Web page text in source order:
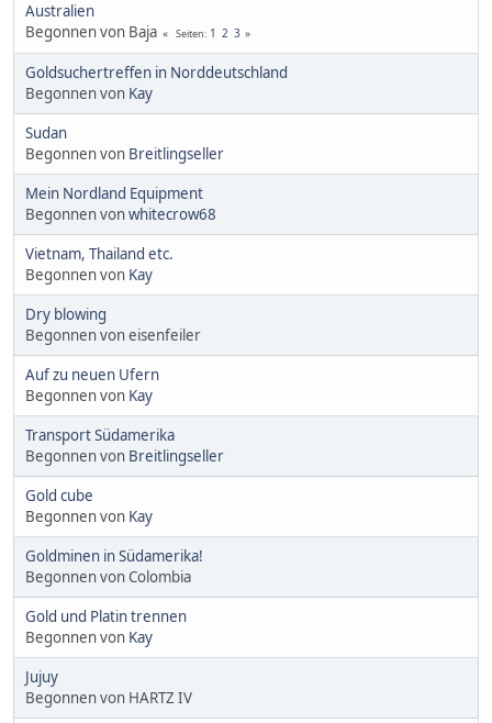
Australien
Begonnen von Baja
Seiten 1 2 3
Goldsuchertreffen in Norddeutschland
Begonnen von Kay
Sudan
Begonnen von Breitlingseller
Mein Nordland Equipment
Begonnen vonwhitecrow68
Vietnam, Thailand etc.
Begonnen von Kay
Dry blowing
Begonnen von eisenfeiler
Auf zu neuen Ufern
Begonnen von Kay
Transport Südamerika
Begonnen von Breitlingseller
Gold cube
Begonnen von Kay
Goldminen in Südamerika!
Begonnen von Colombia
Gold und Platin trennen
Begonnen von Kay
Jujuy
Begonnen von HARTZ IV